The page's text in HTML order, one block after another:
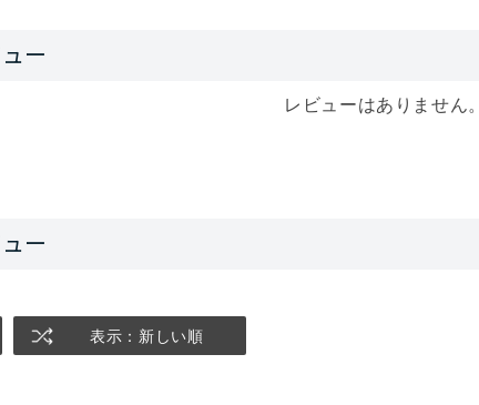
表示：新しい順
レビューはありません。